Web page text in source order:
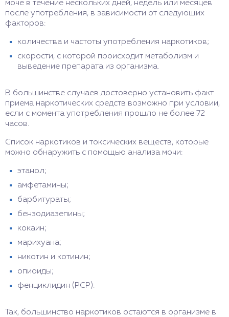
моче в течение нескольких дней, недель или месяцев
после употребления, в зависимости от следующих
факторов:
количества и частоты употребления наркотиков;
скорости, с которой происходит метаболизм и
выведение препарата из организма.
В большинстве случаев достоверно установить факт
приема наркотических средств возможно при условии,
если с момента употребления прошло не более 72
часов.
Список наркотиков и токсических веществ, которые
можно обнаружить с помощью анализа мочи:
этанол;
амфетамины;
барбитураты;
бензодиазепины;
кокаин;
марихуана;
никотин и котинин;
опиоиды;
фенциклидин (PCP).
Так, большинство наркотиков остаются в организме в